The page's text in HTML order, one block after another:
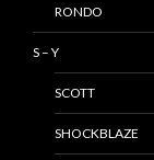
RONDO
S – Y
SCOTT
SHOCKBLAZE